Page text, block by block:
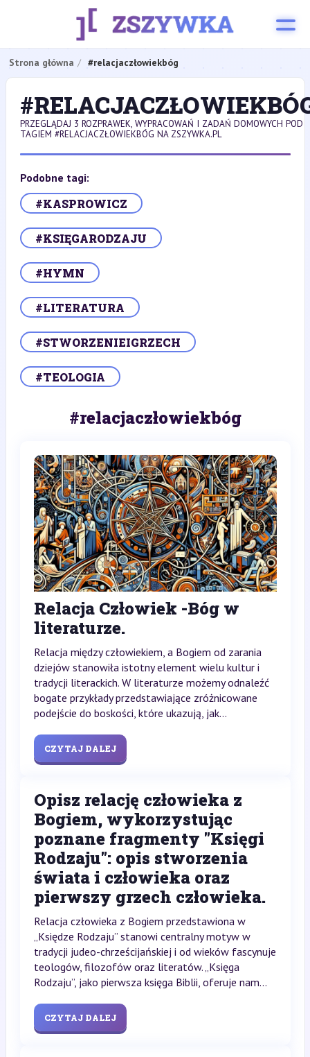
Strona główna #relacjaczłowiekbóg
PRZEGLĄDAJ 3 ROZPRAWEK, WYPRACOWAŃ I ZADAŃ DOMOWYCH POD
TAGIEM #RELACJACZŁOWIEKBÓG NA ZSZYWKA.PL
Podobne tagi:
#KASPROWICZ
#KSIĘGARODZAJU
#HYMN
#LITERATURA
#STWORZENIEIGRZECH
#TEOLOGIA
#relacjaczłowiekbóg
Relacja Człowiek -Bóg w
literaturze.
Relacja między człowiekiem, a Bogiem od zarania
dziejów stanowiła istotny element wielu kultur i
tradycji literackich. W literaturze możemy odnaleźć
bogate przykłady przedstawiające zróżnicowane
podejście do boskości, które ukazują, jak...
CZYTAJ DALEJ
Opisz relację człowieka z
Bogiem, wykorzystując
poznane fragmenty "Księgi
Rodzaju": opis stworzenia
świata i człowieka oraz
pierwszy grzech człowieka.
Relacja człowieka z Bogiem przedstawiona w
„Księdze Rodzaju” stanowi centralny motyw w
tradycji judeo-chrześcijańskiej i od wieków fascynuje
teologów, filozofów oraz literatów. „Księga
Rodzaju”, jako pierwsza księga Biblii, oferuje nam...
CZYTAJ DALEJ